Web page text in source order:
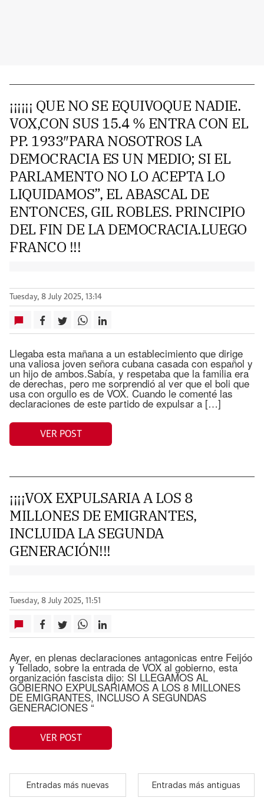
¡¡¡¡¡¡ QUE NO SE EQUIVOQUE NADIE.
VOX,CON SUS 15.4 % ENTRA CON EL
PP. 1933″PARA NOSOTROS LA
DEMOCRACIA ES UN MEDIO; SI EL
PARLAMENTO NO LO ACEPTA LO
LIQUIDAMOS”, EL ABASCAL DE
ENTONCES, GIL ROBLES. PRINCIPIO
DEL FIN DE LA DEMOCRACIA.LUEGO
FRANCO !!!
Tuesday, 8 July 2025, 13:14
Llegaba esta mañana a un establecimiento que dirige
una valiosa joven señora cubana casada con español y
un hijo de ambos.Sabía, y respetaba que la familia era
de derechas, pero me sorprendió al ver que el boli que
usa con orgullo es de VOX. Cuando le comenté las
declaraciones de este partido de expulsar a […]
VER POST
¡¡¡¡VOX EXPULSARIA A LOS 8
MILLONES DE EMIGRANTES,
INCLUIDA LA SEGUNDA
GENERACIÓN!!!
Tuesday, 8 July 2025, 11:51
Ayer, en plenas declaraciones antagonicas entre Feijóo
y Tellado, sobre la entrada de VOX al gobierno, esta
organización fascista dijo: SI LLEGAMOS AL
GOBIERNO EXPULSARIAMOS A LOS 8 MILLONES
DE EMIGRANTES, INCLUSO A SEGUNDAS
GENERACIONES “
VER POST
Entradas más nuevas Entradas más antiguas